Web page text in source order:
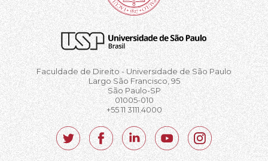
Faculdade de Direito - Universidade de São Paulo
Largo São Francisco, 95
São Paulo-SP
01005-010
+55 11 3111.4000